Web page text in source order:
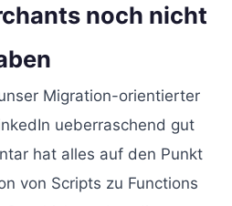
noch nicht
Migration-orientierter
ueberraschend gut
hat alles auf den Punkt
von Scripts zu Functions